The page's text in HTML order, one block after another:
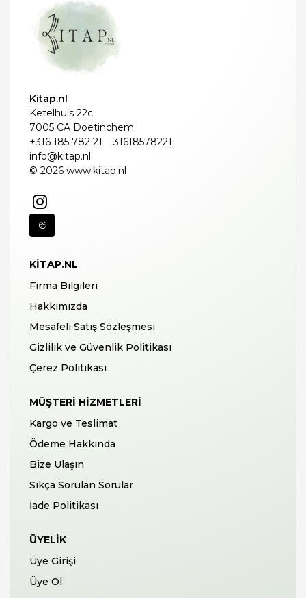
Kitap.nl
Ketelhuis 22c
7005 CA Doetinchem
+316 185 782 21
31618578221
info@kitap.nl
© 2026 www.kitap.nl
KITAP.NL
Firma Bilgileri
Hakkımızda
Mesafeli Satış Sözleşmesi
Gizlilik ve Güvenlik Politikası
Çerez Politikası
MÜŞTERI HIZMETLERI
Kargo ve Teslimat
Ödeme Hakkında
Bize Ulaşın
Sıkça Sorulan Sorular
İade Politikası
ÜYELIK
Üye Girişi
Üye Ol